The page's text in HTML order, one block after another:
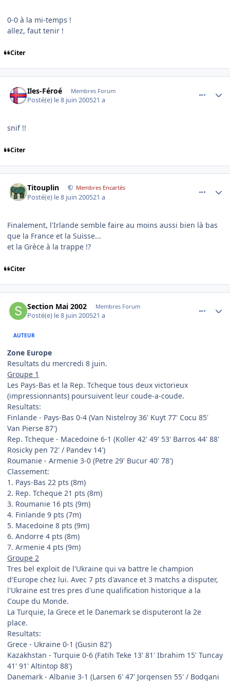
0-0 à la mi-temps !
allez, faut tenir !
Citer
Iles-Féroé Membres Forum
Posté(e) le 8 juin 200521 a
snif !!
Citer
Titouplin Membres Encartés
Posté(e) le 8 juin 200521 a
Finalement, l'Irlande semble faire au moins aussi bien là bas
que la France et la Suisse...
et la Grèce à la trappe !?
Citer
Section Mai 2002 Membres Forum
Posté(e) le 8 juin 200521 a
AUTEUR
Zone Europe
Resultats du mercredi 8 juin.
Groupe 1
Les Pays-Bas et la Rep. Tcheque tous deux victorieux
(impressionnants) poursuivent leur coude-a-coude.
Resultats:
Finlande - Pays-Bas 0-4 (Van Nistelroy 36' Kuyt 77' Cocu 85'
Van Pierse 87')
Rep. Tcheque - Macedoine 6-1 (Koller 42' 49' 53' Barros 44' 88'
Rosicky pen 72' / Pandev 14')
Roumanie - Armenie 3-0 (Petre 29' Bucur 40' 78')
Classement:
1. Pays-Bas 22 pts (8m)
2. Rep. Tcheque 21 pts (8m)
3. Roumanie 16 pts (9m)
4. Finlande 9 pts (7m)
5. Macedoine 8 pts (9m)
6. Andorre 4 pts (8m)
7. Armenie 4 pts (9m)
Groupe 2
Tres bel exploit de l'Ukraine qui va battre le champion
d'Europe chez lui. Avec 7 pts d'avance et 3 matchs a disputer,
l'Ukraine est tres pres d'une qualification historique a la
Coupe du Monde.
La Turquie, la Grece et le Danemark se disputeront la 2e
place.
Resultats:
Grece - Ukraine 0-1 (Gusin 82')
Kazakhstan - Turquie 0-6 (Fatih Teke 13' 81' Ibrahim 15' Tuncay
41' 91' Altintop 88')
Danemark - Albanie 3-1 (Larsen 6' 47' Jorgensen 55' / Bodgani